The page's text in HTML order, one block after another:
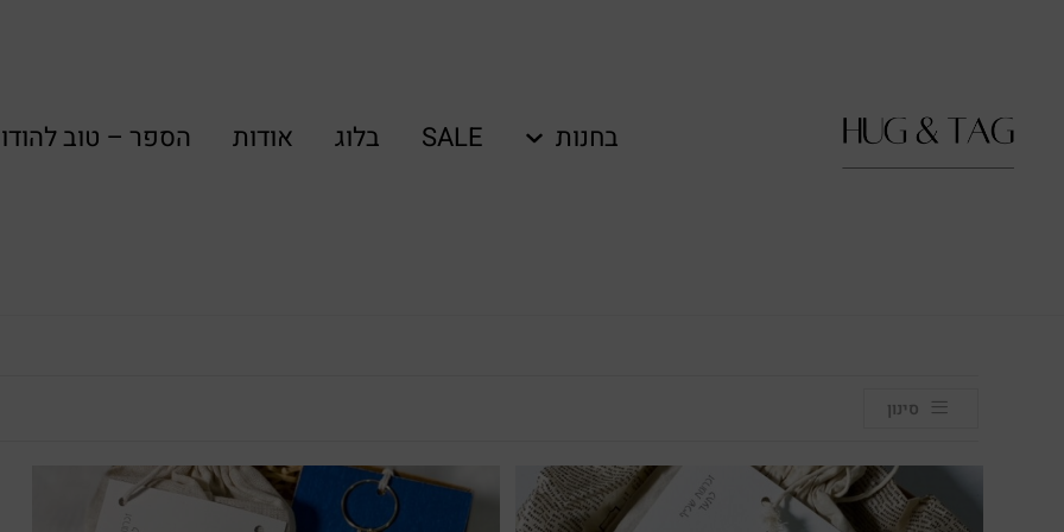
בחנות SALE בלוג אודות הספר – טוב
סינון